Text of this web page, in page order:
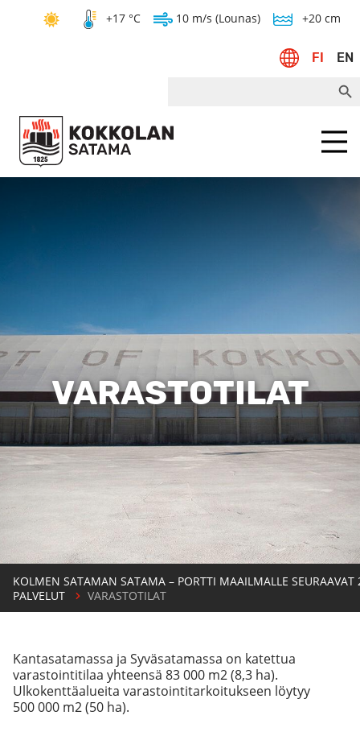
+17 °C 10 m/s (Lounas) +20 cm
FI EN
Menu
VARASTOTILAT
KOLMEN SATAMAN SATAMA – PORTTI MAAILMALLE SEURAAVAT
PALVELUT
VARASTOTILAT
Kantasatamassa ja Syväsatamassa on katettua
varastointitilaa yhteensä 83 000 m2 (8,3 ha).
Ulkokenttäalueita varastointitarkoitukseen löytyy
500 000 m2 (50 ha).